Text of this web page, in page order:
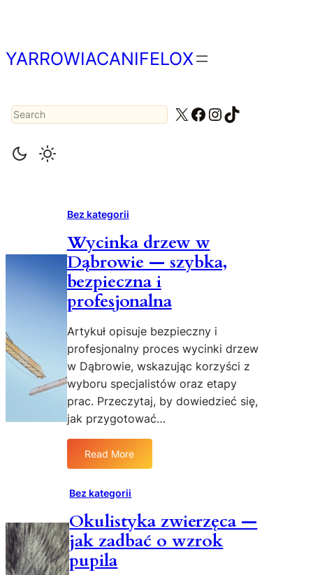
treści
YARROWIACANIFELOX
Search X Facebook
Instagram
TikTok
Bez kategorii
Wycinka drzew w
Dąbrowie — szybka,
bezpieczna i
profesjonalna
Artykuł opisuje bezpieczny i
profesjonalny proces wycinki drzew
w Dąbrowie, wskazując korzyści z
wyboru specjalistów oraz etapy
prac. Przeczytaj, by dowiedzieć się,
jak przygotować…
Read More
y
i
n
k
a
Bez kategorii
Okulistyka zwierzęca —
jak zadbać o wzrok
pupila